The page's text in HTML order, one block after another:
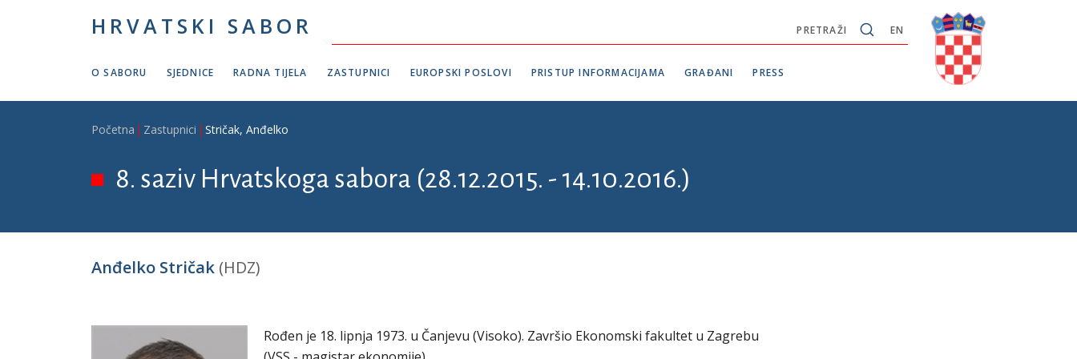
HRVATSKI SABOR EN
PRETRAŽI
O SABORU SJEDNICE RADNA TIJELA ZASTUPNICI EUROPSKI POSLOVI PRISTUP INFORMACIJAMA GRAĐANI PRESS
Breadcrumb
Početna Zastupnici Stričak, Anđelko
8. saziv Hrvatskoga sabora (28.12.2015. - 14.10.2016.)
Anđelko Stričak (HDZ)
Rođen je 18. lipnja 1973. u Čanjevu (Visoko). Završio Ekonomski fakultet u Zagrebu